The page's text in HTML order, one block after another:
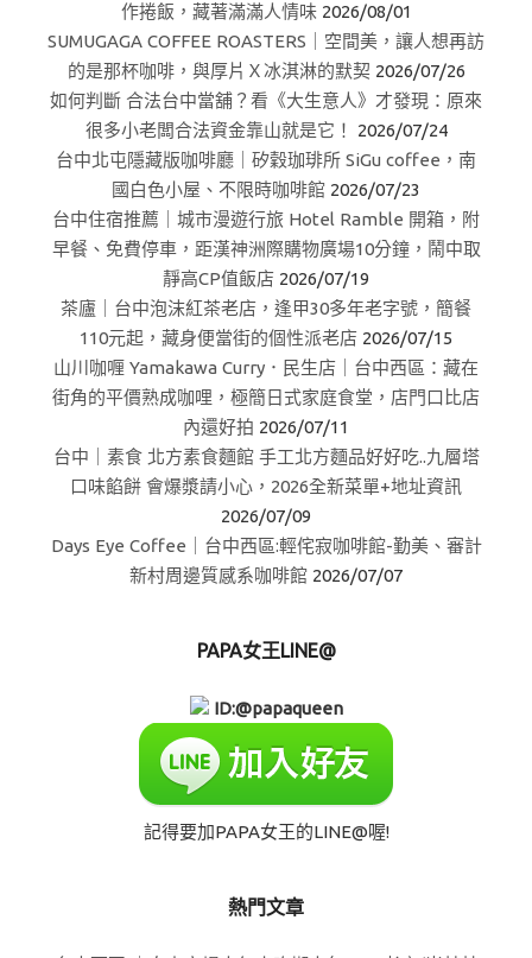
作捲飯，藏著滿滿人情味 2026/08/01
SUMUGAGA COFFEE ROASTERS｜空間美，讓人想再訪
的是那杯咖啡，與厚片Ｘ冰淇淋的默契 2026/07/26
如何判斷 合法台中當舖？看《大生意人》才發現：原來
很多小老闆合法資金靠山就是它！
2026/07/24
台中北屯隱藏版咖啡廳｜矽穀珈琲所 SiGu coffee，南
國白色小屋、不限時咖啡館 2026/07/23
台中住宿推薦｜城市漫遊行旅 Hotel Ramble 開箱，附
早餐、免費停車，距漢神洲際購物廣場10分鐘，鬧中取
靜高CP值飯店 2026/07/19
茶廬｜台中泡沫紅茶老店，逢甲30多年老字號，簡餐
110元起，藏身便當街的個性派老店 2026/07/15
山川咖喱 Yamakawa Curry．民生店｜台中西區：藏在
街角的平價熟成咖哩，極簡日式家庭食堂，店門口比店
內還好拍 2026/07/11
台中｜素食 北方素食麵館 手工北方麵品好好吃..九層塔
口味餡餅 會爆漿請小心，2026全新菜單+地址資訊
2026/07/09
Days Eye Coffee｜台中西區:輕侘寂咖啡館-勤美、審計
新村周邊質感系咖啡館 2026/07/07
PAPA女王LINE@
ID:@papaqueen
記得要加PAPA女王的LINE@喔!
熱門文章